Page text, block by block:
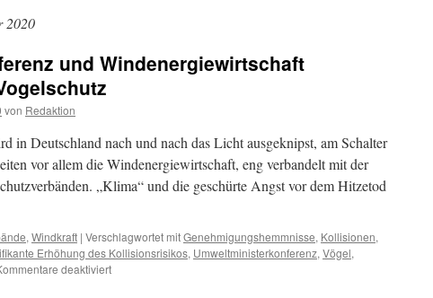
2020
und Windenergiewirtschaft
von Redaktion
in Deutschland nach und nach das Licht ausgeknipst, am Schalter
vor allem die Windenergiewirtschaft, eng verbandelt mit der
„Klima“ und die geschürte Angst vor dem Hitzetod
, Windkraft | Verschlagwortet mitGenehmigungshemmnisse, Kollisionen,
Erhöhung des Kollisionsrisikos, Umweltministerkonferenz, Vögel,
deaktiviertfür